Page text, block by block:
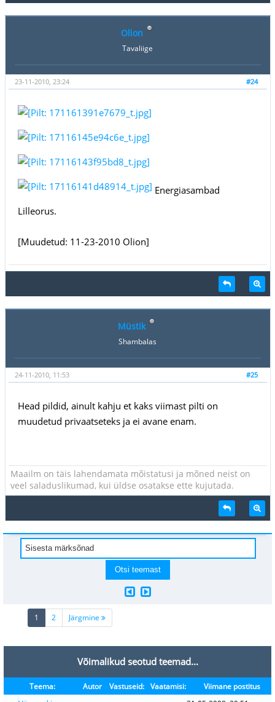
Olion
Tavaliige
#24
23-11-2010, 23:24
Energiasambad
Lilleorus.
[Muudetud: 11-23-2010 Olion]
Müstik
Shambalas
#25
24-11-2010, 11:53
Head pildid, ainult kahju et kaks viimast pilti on
muudetud privaatseteks ja ei avane enam.
Maailm on täis lahendamata mõistatusi ja mõned neist on
veel saladuslikumad, kui üldse osatakse ette kujutada.
1 (current)
2 Järgmine
Võimalikud seotud teemad...
Teema: Autor Vastuseid: Vaatamisi: Viimane postitus